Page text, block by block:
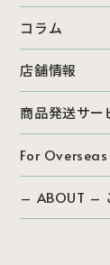
コラム
店舗情報
商品発送サー
For Overseas
– ABOUT –